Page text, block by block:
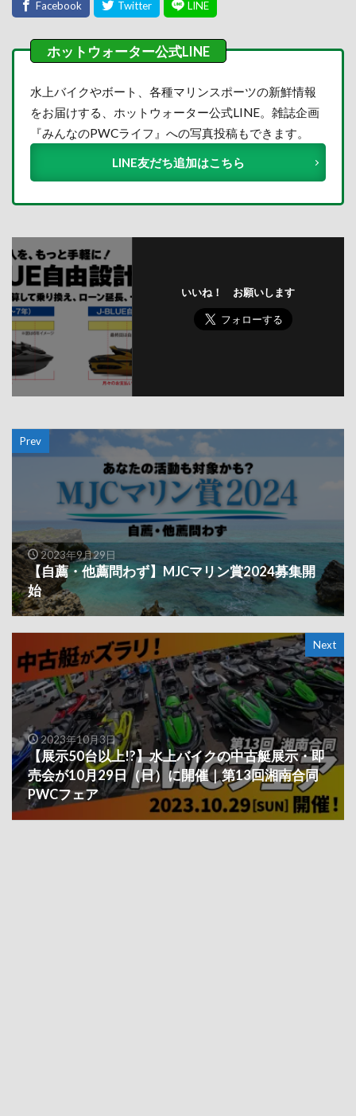
水上バイクやボート、各種マリンスポーツの新鮮情報
をお届けする、ホットウォーター公式LINE。雑誌企画
『みんなのPWCライフ』への写真投稿もできます。
LINE友だち追加はこちら
いいね！ お願いします
Prev
2023年9月29日
【自薦・他薦問わず】MJCマリン賞2024募集開
始
Next
2023年10月3日
【展示50台以上!?】水上バイクの中古艇展示・即
売会が10月29日（日）に開催｜第13回湘南合同
PWCフェア